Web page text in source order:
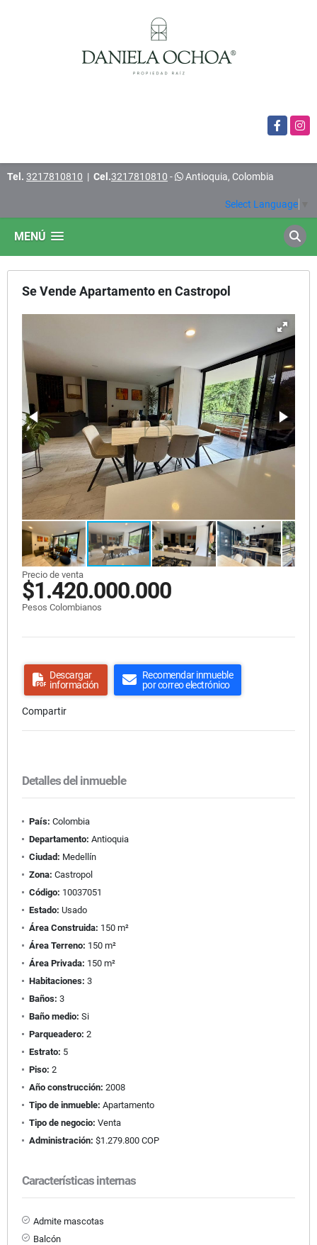
Facebook
Tel. 3217810810 | Cel.3217810810 - Antioquia, Colombia
Select Language
MENÚ
Se Vende Apartamento en Castropol
Precio de venta
$1.420.000.000
Pesos Colombianos
Descargar
información
Recomendar inmueble
por correo electrónico
Compartir
Detalles del inmueble
País: Colombia
Departamento: Antioquia
Ciudad: Medellín
Zona: Castropol
Código: 10037051
Estado: Usado
Área Construida: 150 m²
Área Terreno: 150 m²
Área Privada: 150 m²
Habitaciones: 3
Baños: 3
Baño medio: Si
Parqueadero: 2
Estrato: 5
Piso: 2
Año construcción: 2008
Tipo de inmueble: Apartamento
Tipo de negocio: Venta
Administración: $1.279.800 COP
Características internas
Admite mascotas
Balcón